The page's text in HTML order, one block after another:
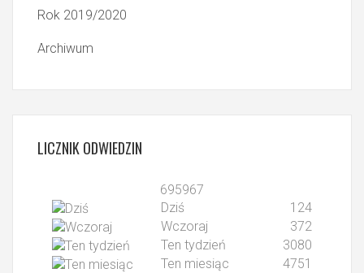
Rok 2019/2020
Archiwum
LICZNIK ODWIEDZIN
695967
Dziś
124
Wczoraj
372
Ten tydzień
3080
Ten miesiąc
4751